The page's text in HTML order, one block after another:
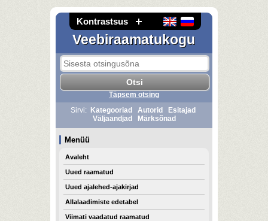
Kontrastsus
Veebiraamatukogu
Täpsem otsing
Sirvi:
Kategooriad Autorid
Esitajad
Väljaandjad
Märksõnad
Menüü
Avaleht
Uued raamatud
Uued ajalehed-ajakirjad
Allalaadimiste edetabel
Viimati vaadatud raamatud